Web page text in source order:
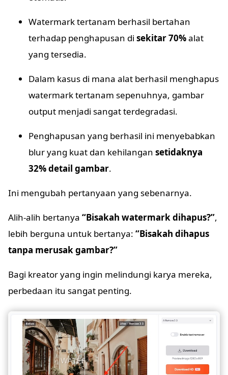
Watermark tertanam berhasil bertahan
terhadap penghapusan di sekitar 70%alat
yang tersedia.
Dalam kasus di mana alat berhasil menghapus
watermark tertanam sepenuhnya, gambar
output menjadi sangat terdegradasi.
Penghapusan yang berhasil ini menyebabkan
blur yang kuat dan kehilangan setidaknya
32% detail gambar.
Ini mengubah pertanyaan yang sebenarnya.
Alih-alih bertanya “Bisakah watermark dihapus?”,
lebih berguna untuk bertanya: “Bisakah dihapus
tanpa merusak gambar?”
Bagi kreator yang ingin melindungi karya mereka,
perbedaan itu sangat penting.